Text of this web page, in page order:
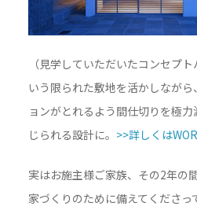
（見学していただいたコンセプ
いう限られた敷地を活かしなが
ョンがとれるよう間仕切りを極
じられる設計に。 >>詳しくは
実はお施主様ご家族、その2年の
家づくりのために備えてくださっ